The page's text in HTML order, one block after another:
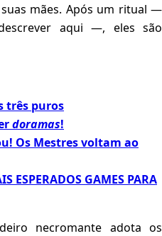
mães. Após um ritual —
aqui —, eles são
três puros
doramas!
Os Mestres voltam ao
ESPERADOS GAMES PARA
necromante adota os